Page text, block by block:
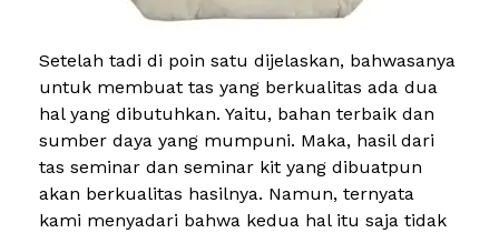
Setelah tadi di poin satu dijelaskan, bahwasanya
untuk membuat tas yang berkualitas ada dua
hal yang dibutuhkan. Yaitu, bahan terbaik dan
sumber daya yang mumpuni. Maka, hasil dari
tas seminar dan seminar kit yang dibuatpun
akan berkualitas hasilnya. Namun, ternyata
kami menyadari bahwa kedua hal itu saja tidak